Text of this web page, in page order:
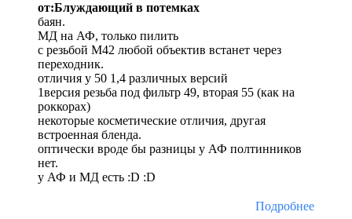
от:Блуждающий в потемках
баян.
МД на АФ, только пилить
с резьбой М42 любой объектив встанет через
переходник.
отличия у 50 1,4 различных версий
1версия резьба под фильтр 49, вторая 55 (как на
роккорах)
некоторые косметические отличия, другая
встроенная бленда.
оптически вроде бы разницы у АФ полтинников
нет.
у АФ и МД есть :D :D
Подробнее